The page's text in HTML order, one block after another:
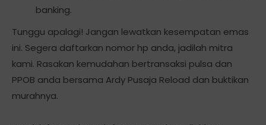
banking.
Tunggu apalagi! Jangan lewatkan kesempatan emas
ini. Segera daftarkan nomor hp anda, jadilah mitra
kami. Rasakan kemudahan bertransaksi pulsa dan
PPOB anda bersama Ardy Pusaja Reload dan buktikan
murahnya.